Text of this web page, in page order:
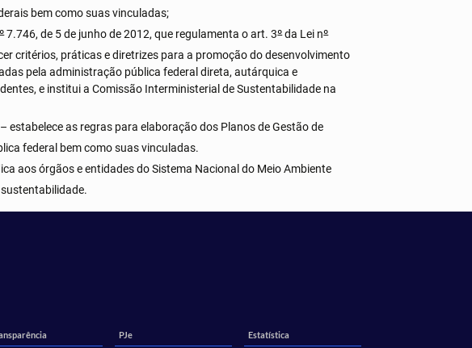
bem como suas vinculadas;
º7.746, de 5 de junho de 2012, que regulamenta o art. 3ºda Lei nº
critérios, práticas e diretrizes para a promoção do desenvolvimento
pela administração pública federal direta, autárquica e
e institui a Comissão Interministerial de Sustentabilidade na
– estabelece as regras para elaboração dos Planos de Gestão de
federal bem como suas vinculadas.
aos órgãos e entidades do Sistema Nacional do Meio Ambiente
PJe Estatística